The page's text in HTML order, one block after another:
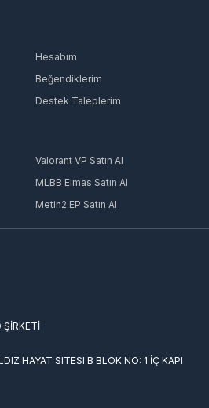
Hesabım
Beğendiklerim
Destek Taleplerim
Valorant VP Satın Al
MLBB Elmas Satın Al
Metin2 EP Satın Al
ŞİRKETİ
HAYAT SITESI B BLOK NO: 1 İÇ KAPI